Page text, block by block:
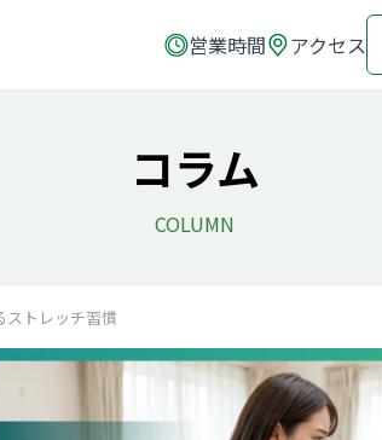
営業時間 アクセス
コラム
COLUMN
ストレッチ習慣